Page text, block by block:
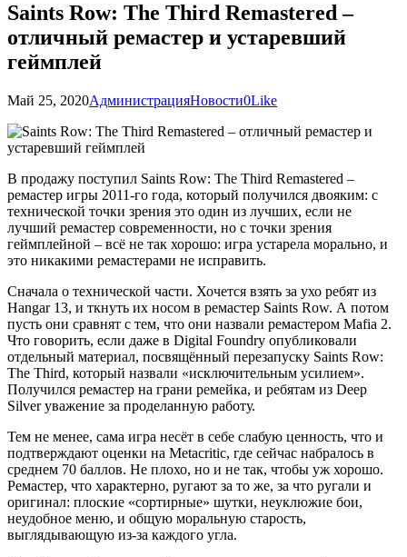
Saints Row: The Third Remastered –
отличный ремастер и устаревший
геймплей
Май 25, 2020АдминистрацияНовости0Like
В продажу поступил Saints Row: The Third Remastered –
ремастер игры 2011-го года, который получился двояким: с
технической точки зрения это один из лучших, если не
лучший ремастер современности, но с точки зрения
геймплейной – всё не так хорошо: игра устарела морально, и
это никакими ремастерами не исправить.
Сначала о технической части. Хочется взять за ухо ребят из
Hangar 13, и ткнуть их носом в ремастер Saints Row. А потом
пусть они сравнят с тем, что они назвали ремастером Mafia 2.
Что говорить, если даже в Digital Foundry опубликовали
отдельный материал, посвящённый перезапуску Saints Row:
The Third, который назвали «исключительным усилием».
Получился ремастер на грани ремейка, и ребятам из Deep
Silver уважение за проделанную работу.
Тем не менее, сама игра несёт в себе слабую ценность, что и
подтверждают оценки на Metacritic, где сейчас набралось в
среднем 70 баллов. Не плохо, но и не так, чтобы уж хорошо.
Ремастер, что характерно, ругают за то же, за что ругали и
оригинал: плоские «сортирные» шутки, неуклюжие бои,
неудобное меню, и общую моральную старость,
выглядывающую из-за каждого угла.